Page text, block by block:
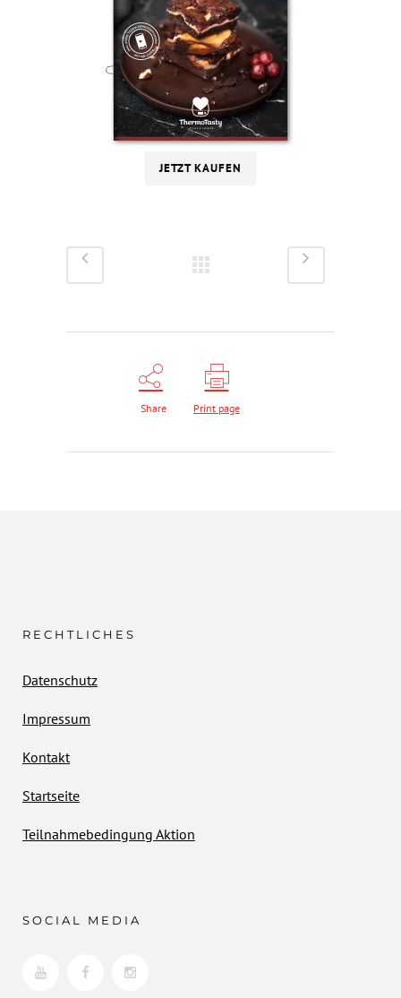
JETZT KAUFEN
Share Print page
RECHTLICHES
Datenschutz
Impressum
Kontakt
Startseite
Teilnahmebedingung Aktion
SOCIAL MEDIA